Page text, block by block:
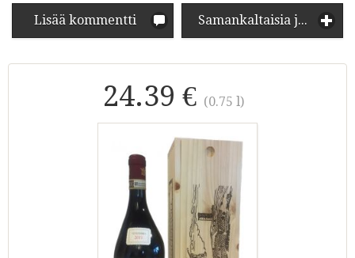
Lisää kommentti Samankaltaisia juomia
24.39 € (0.75 l)